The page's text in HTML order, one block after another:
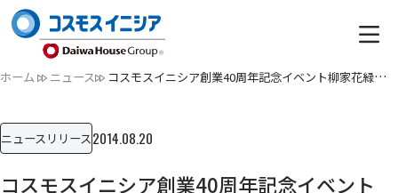
ホーム ニュース コスモスイニシア創業40周年記念イベント柳家花緑×コスモスイニ…
ニュースリリース2014.08.20
コスモスイニシア創業40周年記念イベント